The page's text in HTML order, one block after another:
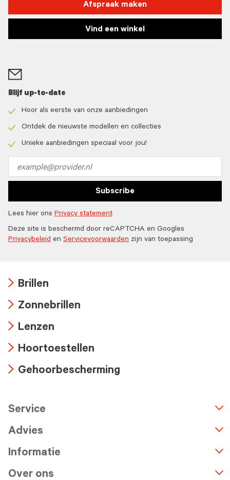
Afspraak maken
Vind een winkel
Blijf up-to-date
icon
Hoor als eerste van onze aanbiedingen
icon
Ontdek de nieuwste modellen en collecties
Unieke aanbiedingen speciaal voor jou!
address
Subscribe
Lees hier ons Privacy statement
Deze site is beschermd door reCAPTCHA en Googles
Privacybeleid en Servicevoorwaarden zijn van toepassing
icon
Brillen
icon
Zonnebrillen
icon
Lenzen
icon
Hoortoestellen
Gehoorbescherming
Service
Advies
Informatie
Over ons